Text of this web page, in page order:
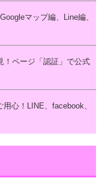
マップ編、Line編、
！ページ「認証」で公式
心！LINE、facebook、